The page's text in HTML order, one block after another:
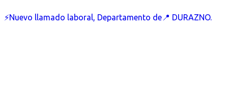
⚡Nuevo llamado laboral, Departamento de📍 DURAZNO.